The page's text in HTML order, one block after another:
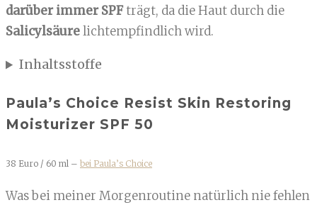
darüber immer SPFträgt, da die Haut durch die
Salicylsäurelichtempfindlich wird.
Inhaltsstoffe
Paula’s Choice Resist Skin Restoring
Moisturizer SPF 50
38 Euro / 60 ml – bei Paula’s Choice
Was bei meiner Morgenroutine natürlich nie fehlen